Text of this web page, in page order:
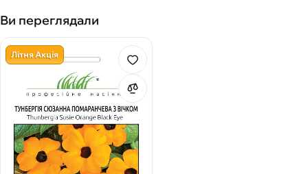
Ви переглядали
Літня Акція